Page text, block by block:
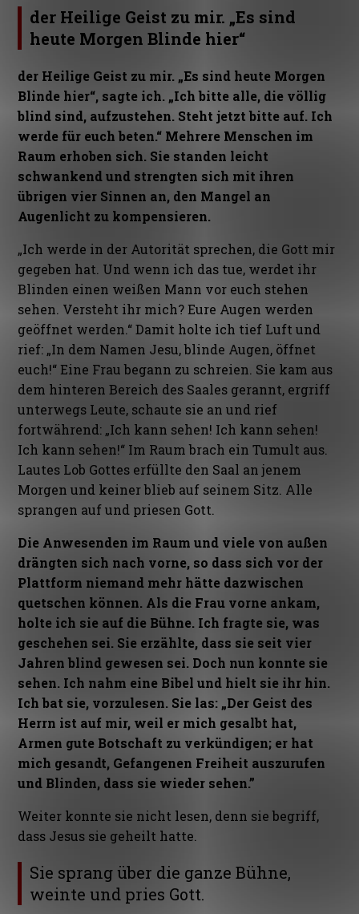
der Heilige Geist zu mir. „Es sind
heute Morgen Blinde hier“
der Heilige Geist zu mir. „Es sind heute Morgen
Blinde hier“, sagte ich. „Ich bitte alle, die völlig
blind sind, aufzustehen. Steht jetzt bitte auf. Ich
werde für euch beten.“ Mehrere Menschen im
Raum erhoben sich. Sie standen leicht
schwankend und strengten sich mit ihren
übrigen vier Sinnen an, den Mangel an
Augenlicht zu kompensieren.
„Ich werde in der Autorität sprechen, die Gott mir
gegeben hat. Und wenn ich das tue, werdet ihr
Blinden einen weißen Mann vor euch stehen
sehen. Versteht ihr mich? Eure Augen werden
geöffnet werden.“ Damit holte ich tief Luft und
rief: „In dem Namen Jesu, blinde Augen, öffnet
euch!“ Eine Frau begann zu schreien. Sie kam aus
dem hinteren Bereich des Saales gerannt, ergriff
unterwegs Leute, schaute sie an und rief
fortwährend: „Ich kann sehen! Ich kann sehen!
Ich kann sehen!“ Im Raum brach ein Tumult aus.
Lautes Lob Gottes erfüllte den Saal an jenem
Morgen und keiner blieb auf seinem Sitz. Alle
sprangen auf und priesen Gott.
Die Anwesenden im Raum und viele von außen
drängten sich nach vorne, so dass sich vor der
Plattform niemand mehr hätte dazwischen
quetschen können. Als die Frau vorne ankam,
holte ich sie auf die Bühne. Ich fragte sie, was
geschehen sei. Sie erzählte, dass sie seit vier
Jahren blind gewesen sei. Doch nun konnte sie
sehen. Ich nahm eine Bibel und hielt sie ihr hin.
Ich bat sie, vorzulesen. Sie las: „Der Geist des
Herrn ist auf mir, weil er mich gesalbt hat,
Armen gute Botschaft zu verkündigen; er hat
mich gesandt, Gefangenen Freiheit auszurufen
und Blinden, dass sie wieder sehen.”
Weiter konnte sie nicht lesen, denn sie begriff,
dass Jesus sie geheilt hatte.
Sie sprang über die ganze Bühne,
weinte und pries Gott.